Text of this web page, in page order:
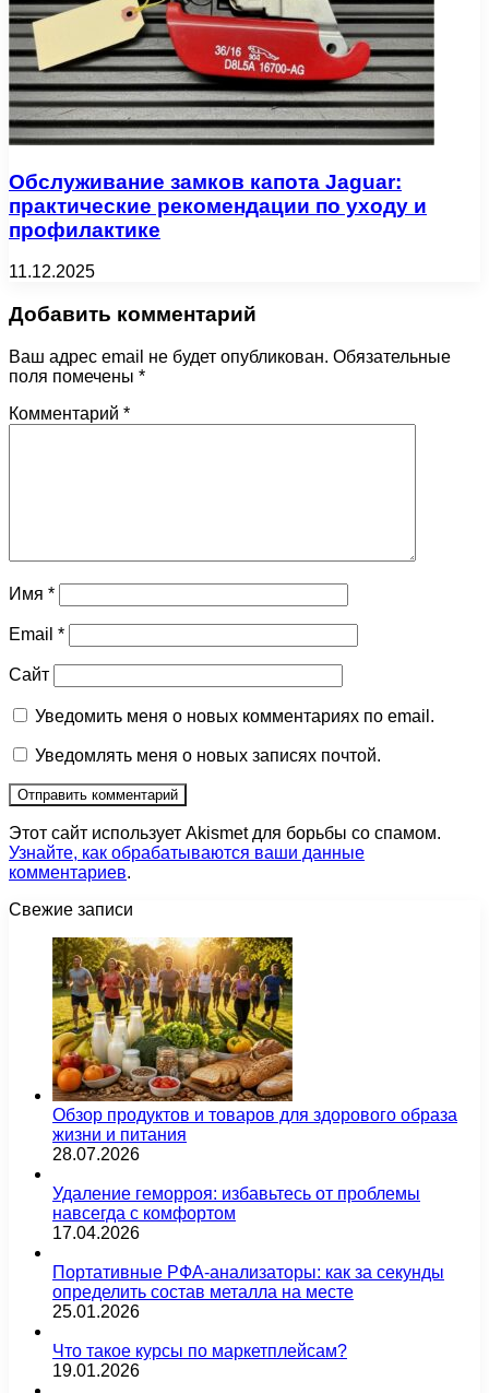
Обслуживание замков капота Jaguar:
практические рекомендации по уходу и
профилактике
11.12.2025
Добавить комментарий
Ваш адрес email не будет опубликован. Обязательные
поля помечены *
Комментарий *
Имя *
Email *
Сайт
Уведомить меня о новых комментариях по email.
Уведомлять меня о новых записях почтой.
Этот сайт использует Akismet для борьбы со спамом.
Узнайте, как обрабатываются ваши данные
комментариев.
Свежие записи
Обзор продуктов и товаров для здорового образа
жизни и питания
28.07.2026
Удаление геморроя: избавьтесь от проблемы
навсегда с комфортом
17.04.2026
Портативные РФА-анализаторы: как за секунды
определить состав металла на месте
25.01.2026
Что такое курсы по маркетплейсам?
19.01.2026